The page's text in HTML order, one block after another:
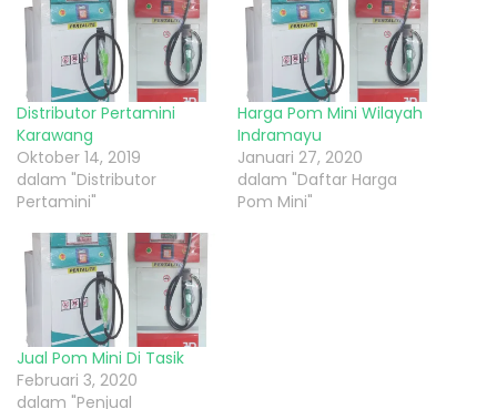
Distributor Pertamini
Karawang
Oktober 14, 2019
dalam "Distributor
Pertamini"
Harga Pom Mini Wilayah
Indramayu
Januari 27, 2020
dalam "Daftar Harga
Pom Mini"
Jual Pom Mini Di Tasik
Februari 3, 2020
dalam "Penjual